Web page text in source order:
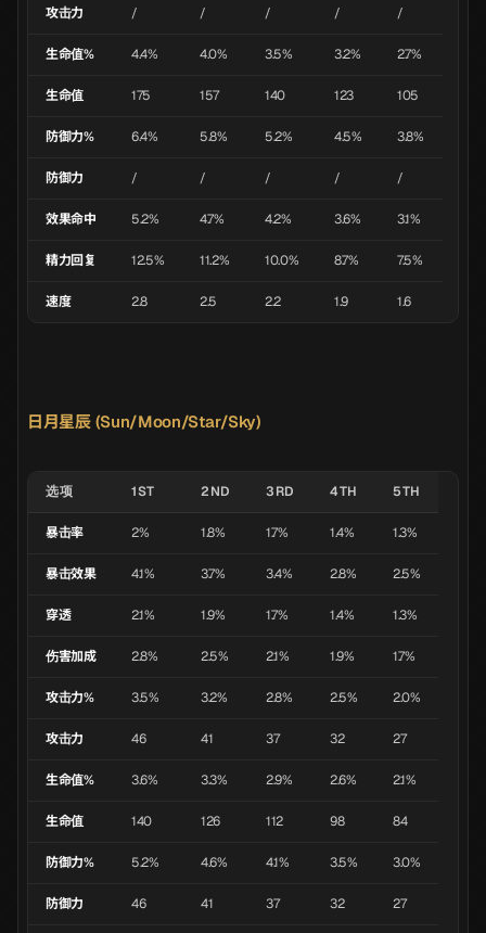
攻击力 / / / / /
生命值% 4.4% 4.0% 3.5% 3.2% 2.7%
生命值 175 157 140 123 105
防御力% 6.4% 5.8% 5.2% 4.5% 3.8%
防御力 / / / / /
效果命中 5.2% 4.7% 4.2% 3.6% 3.1%
精力回复 12.5% 11.2% 10.0% 8.7% 7.5%
速度 2.8 2.5 2.2 1.9 1.6
日月星辰 (Sun/Moon/Star/Sky)
选项 1ST 2ND 3RD 4TH 5TH
暴击率 2% 1.8% 1.7% 1.4% 1.3%
暴击效果 4.1% 3.7% 3.4% 2.8% 2.5%
穿透 2.1% 1.9% 1.7% 1.4% 1.3%
伤害加成 2.8% 2.5% 2.1% 1.9% 1.7%
攻击力% 3.5% 3.2% 2.8% 2.5% 2.0%
攻击力 46 41 37 32 27
生命值% 3.6% 3.3% 2.9% 2.6% 2.1%
生命值 140 126 112 98 84
防御力% 5.2% 4.6% 4.1% 3.5% 3.0%
防御力 46 41 37 32 27